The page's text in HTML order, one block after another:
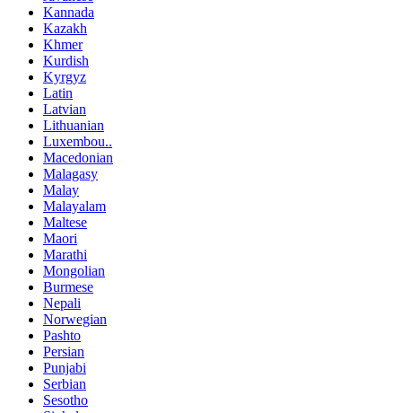
Kannada
Kazakh
Khmer
Kurdish
Kyrgyz
Latin
Latvian
Lithuanian
Luxembou..
Macedonian
Malagasy
Malay
Malayalam
Maltese
Maori
Marathi
Mongolian
Burmese
Nepali
Norwegian
Pashto
Persian
Punjabi
Serbian
Sesotho